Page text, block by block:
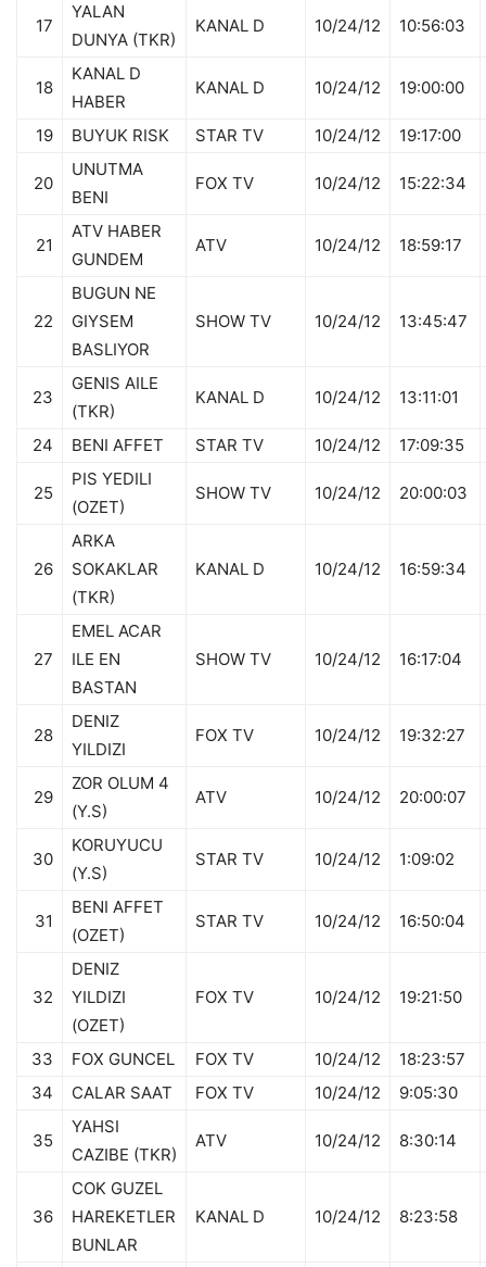
17
YALAN
DUNYA (TKR)
KANAL D 10/24/12 10:56:03
18
KANAL D
HABER
KANAL D 10/24/12 19:00:00
19 BUYUK RISK STAR TV 10/24/12 19:17:00
20
UNUTMA
BENI
FOX TV 10/24/12 15:22:34
21
ATV HABER
GUNDEM
ATV 10/24/12 18:59:17
22
BUGUN NE
GIYSEM
BASLIYOR
SHOW TV 10/24/12 13:45:47
23
GENIS AILE
(TKR)
KANAL D 10/24/12 13:11:01
24 BENI AFFET STAR TV 10/24/12 17:09:35
25
PIS YEDILI
(OZET)
SHOW TV 10/24/12 20:00:03
26
ARKA
SOKAKLAR
(TKR)
KANAL D 10/24/12 16:59:34
27
EMEL ACAR
ILE EN
BASTAN
SHOW TV 10/24/12 16:17:04
28
DENIZ
YILDIZI
FOX TV 10/24/12 19:32:27
29
ZOR OLUM 4
(Y.S)
ATV 10/24/12 20:00:07
30
KORUYUCU
(Y.S)
STAR TV 10/24/12 1:09:02
31
BENI AFFET
(OZET)
STAR TV 10/24/12 16:50:04
32
DENIZ
YILDIZI
(OZET)
FOX TV 10/24/12 19:21:50
33 FOX GUNCEL FOX TV 10/24/12
18:23:57
34
CALAR SAAT FOX TV 10/24/12 9:05:30
35
YAHSI
CAZIBE (TKR)
ATV 10/24/12 8:30:14
36
COK GUZEL
HAREKETLER
BUNLAR
KANAL D 10/24/12 8:23:58